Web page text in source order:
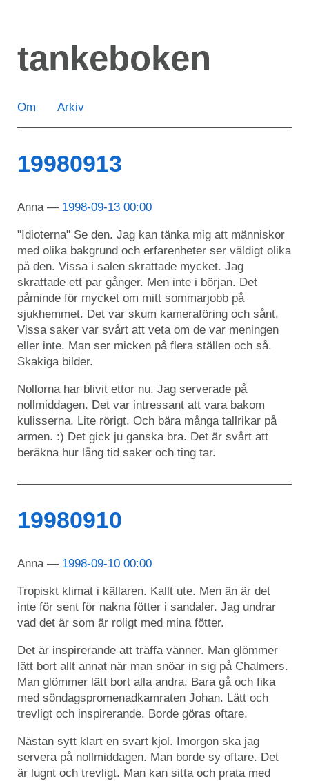
huvudinnehåll
tankeboken
Om Arkiv
19980913
Anna 1998-09-13 00:00
"Idioterna" Se den. Jag kan tänka mig att människor
med olika bakgrund och erfarenheter ser väldigt olika
på den. Vissa i salen skrattade mycket. Jag
skrattade ett par gånger. Men inte i början. Det
påminde för mycket om mitt sommarjobb på
sjukhemmet. Det var skum kameraföring och sånt.
Vissa saker var svårt att veta om de var meningen
eller inte. Man ser micken på flera ställen och så.
Skakiga bilder.
Nollorna har blivit ettor nu. Jag serverade på
nollmiddagen. Det var intressant att vara bakom
kulisserna. Lite rörigt. Och bära många tallrikar på
armen. :) Det gick ju ganska bra. Det är svårt att
beräkna hur lång tid saker och ting tar.
19980910
Anna 1998-09-10 00:00
Tropiskt klimat i källaren. Kallt ute. Men än är det
inte för sent för nakna fötter i sandaler. Jag undrar
vad det är som är roligt med mina fötter.
Det är inspirerande att träffa vänner. Man glömmer
lätt bort allt annat när man snöar in sig på Chalmers.
Man glömmer lätt bort alla andra. Bara gå och fika
med söndagspromenadkamraten Johan. Lätt och
trevligt och inspirerande. Borde göras oftare.
Nästan sytt klart en svart kjol. Imorgon ska jag
servera på nollmiddagen. Man borde sy oftare. Det
är lugnt och trevligt. Man kan sitta och prata med